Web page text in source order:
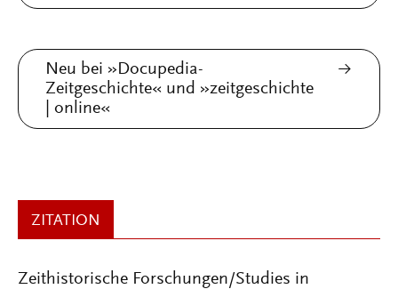
Neu bei »Docupedia-
Zeitgeschichte« und »zeitgeschichte
| online«
ZITATION
Zeithistorische Forschungen/Studies in